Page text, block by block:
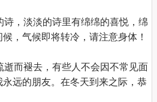
诗，淡淡的诗里有绵绵的喜悦，绵
，气候即将转冷，请注意身体！
逝而褪去，有些人不会因不常见面
远的朋友。在冬天到来之际，恭